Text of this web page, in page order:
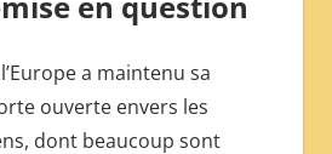
a maintenu sa
ouverte envers les
dont beaucoup sont